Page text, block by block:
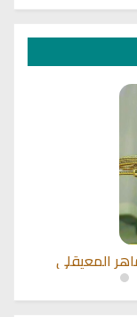
المعيقلي